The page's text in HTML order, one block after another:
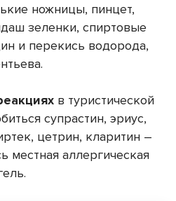
ножницы, пинцет,
зеленки, спиртовые
и перекись водорода,
в туристической
супрастин, эриус,
цетрин, кларитин –
местная аллергическая